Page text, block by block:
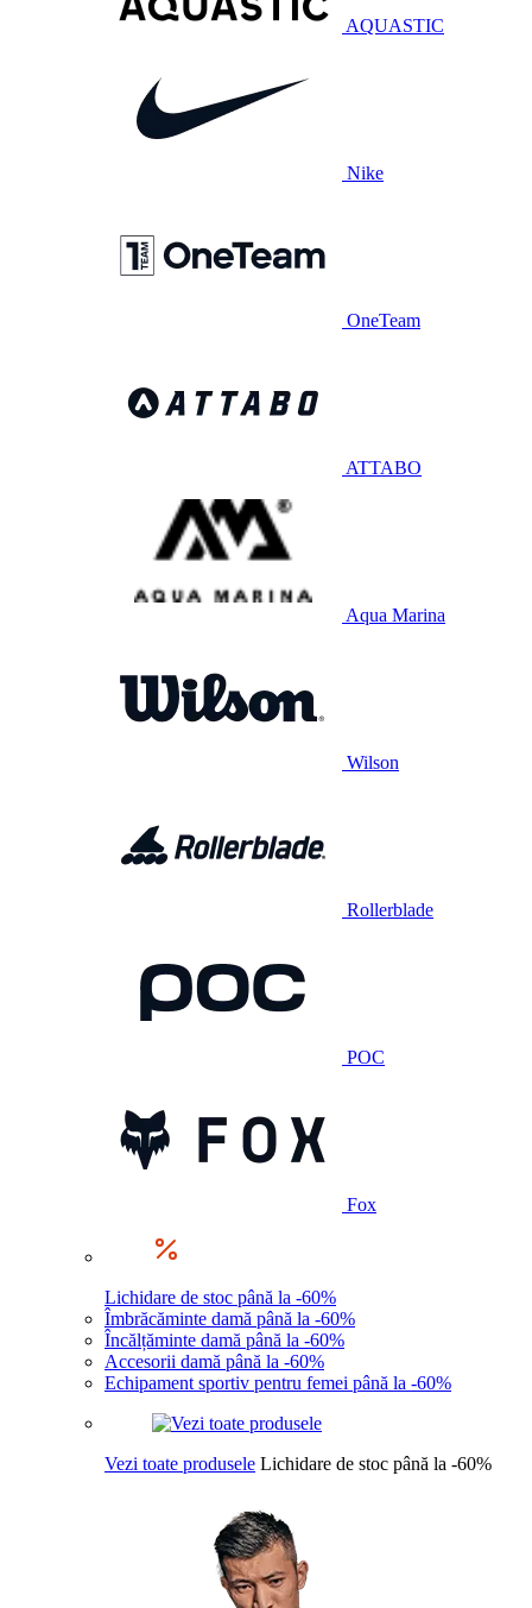
AQUASTIC
Nike
OneTeam
ATTABO
Aqua Marina
Wilson
Rollerblade
POC
Fox
Lichidare de stoc până la -60%
Îmbrăcăminte damă până la -60%
Încălțăminte damă până la -60%
Accesorii damă până la -60%
Echipament sportiv pentru femei până la -60%
Vezi toate produsele Lichidare de stoc până la -60%